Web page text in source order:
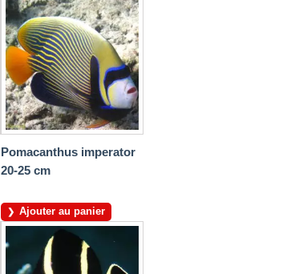
Pomacanthus imperator
20-25 cm
Ajouter au panier